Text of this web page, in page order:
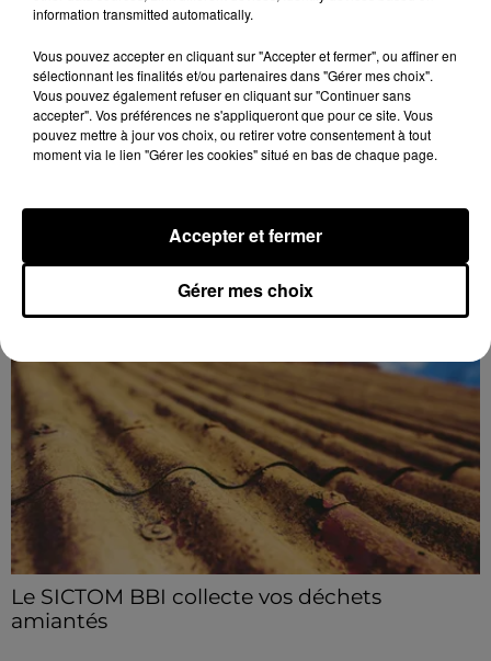
🔊 Les touristes dans les pas de Jean Moulin
Le « tourisme de mémoire » s'invite dans les sorties
Le SICTOM BBI collecte vos déchets
amiantés
information transmitted automatically.
Vous pouvez accepter en cliquant sur "Accepter et fermer", ou affiner en
sélectionnant les finalités et/ou partenaires dans "Gérer mes choix".
Vous pouvez également refuser en cliquant sur "Continuer sans
accepter". Vos préférences ne s'appliqueront que pour ce site. Vous
pouvez mettre à jour vos choix, ou retirer votre consentement à tout
moment via le lien "Gérer les cookies" situé en bas de chaque page.
Gérer mes choix
Accepter et fermer